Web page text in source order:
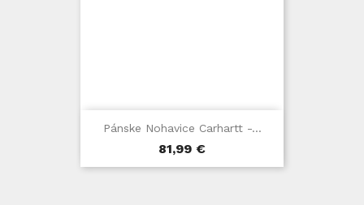
Pánske Nohavice Carhartt -...
Cena
81,99 €